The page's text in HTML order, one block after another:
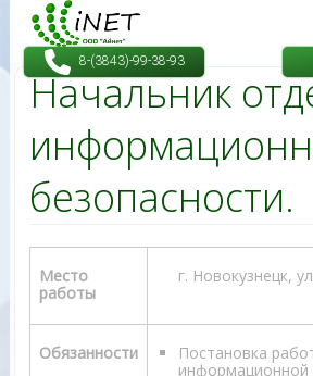
8-(3843)-99-38-93
Начальник
безопасности.
Место
работы
г. Новокузнецк,
Обязанности
Постановка
информационной